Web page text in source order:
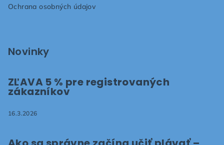
Ochrana osobných údajov
Novinky
ZĽAVA 5 % pre registrovaných
zákazníkov
16.3.2026